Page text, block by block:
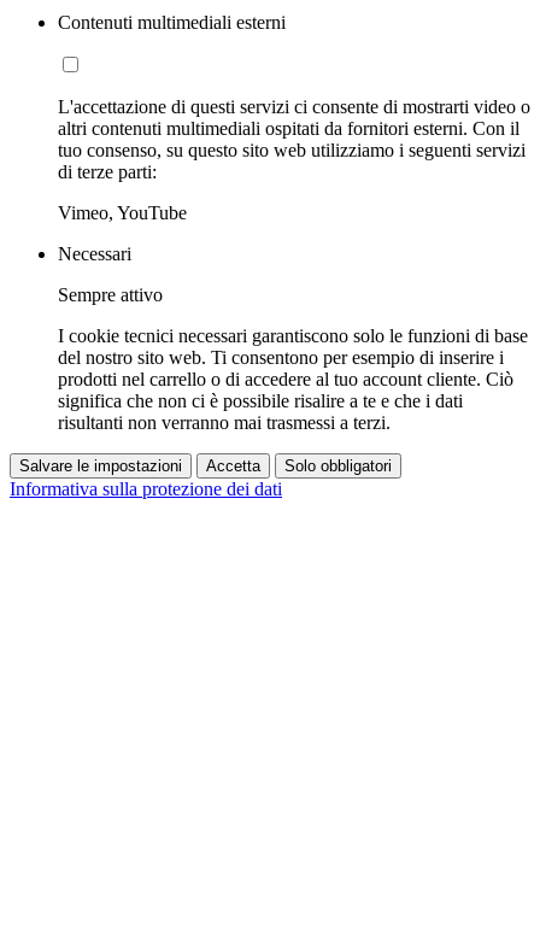
Contenuti multimediali esterni
L'accettazione di questi servizi ci consente di mostrarti video o
altri contenuti multimediali ospitati da fornitori esterni. Con il
tuo consenso, su questo sito web utilizziamo i seguenti servizi
di terze parti:
Vimeo, YouTube
Necessari
Sempre attivo
I cookie tecnici necessari garantiscono solo le funzioni di base
del nostro sito web. Ti consentono per esempio di inserire i
prodotti nel carrello o di accedere al tuo account cliente. Ciò
significa che non ci è possibile risalire a te e che i dati
risultanti non verranno mai trasmessi a terzi.
Salvare le impostazioni Accetta Solo obbligatori
Informativa sulla protezione dei dati